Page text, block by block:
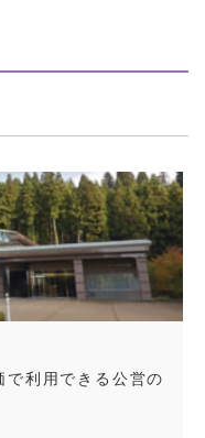
利用できる公営の